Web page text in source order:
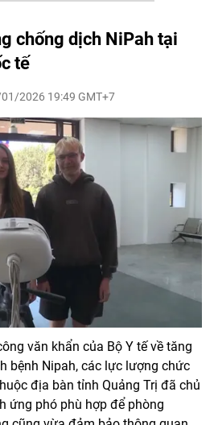
chống dịch NiPah tại
tế
2026 19:49 GMT+7
văn khẩn của Bộ Y tế về tăng
bệnh Nipah, các lực lượng chức
địa bàn tỉnh Quảng Trị đã chủ
ứng phó phù hợp để phòng